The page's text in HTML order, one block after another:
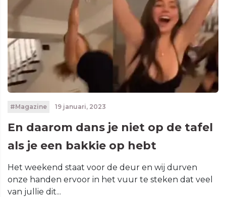
#Magazine 19 januari, 2023
En daarom dans je niet op de tafel
als je een bakkie op hebt
Het weekend staat voor de deur en wij durven
onze handen ervoor in het vuur te steken dat veel
van jullie dit...